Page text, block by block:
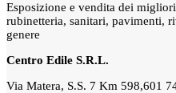
Esposizione e vendita dei
rubinetteria, sanitari, pavimenti,
genere
Centro Edile S.R.L.
Via Matera, S.S. 7 Km 598,601